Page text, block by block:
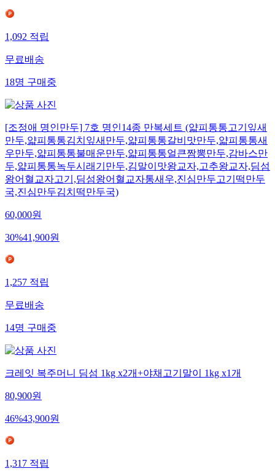
1,092적립
무료배송
18명구매중
[조정애 명인만두] 7호 명인14종 만복세트 (얇피통통고기잎새
만두,얇피통통김치잎새만두,얇피통통갈비맛만두,얇피통통새
우만두,얇피통통불매운만두,얇피통통얼큰짬뽕만두,감바스만
두,얇피통통녹두시래기만두,김말이맛왕교자,고추왕교자,딤섬
왕어혈교자고기,딤섬왕어혈교자통새우,진심만두고기떡만두
국,진심만두김치떡만두국)
60,000원
30%41,900원
1,257적립
무료배송
14명구매중
크레잇 복주머니 딤섬 1kg x2개+야채고기말이 1kg x1개
80,900원
46%43,900원
1,317적립